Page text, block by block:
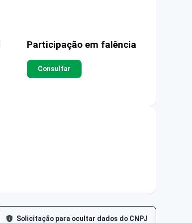
Participação em falência
Consultar
Solicitação para ocultar dados do CNPJ